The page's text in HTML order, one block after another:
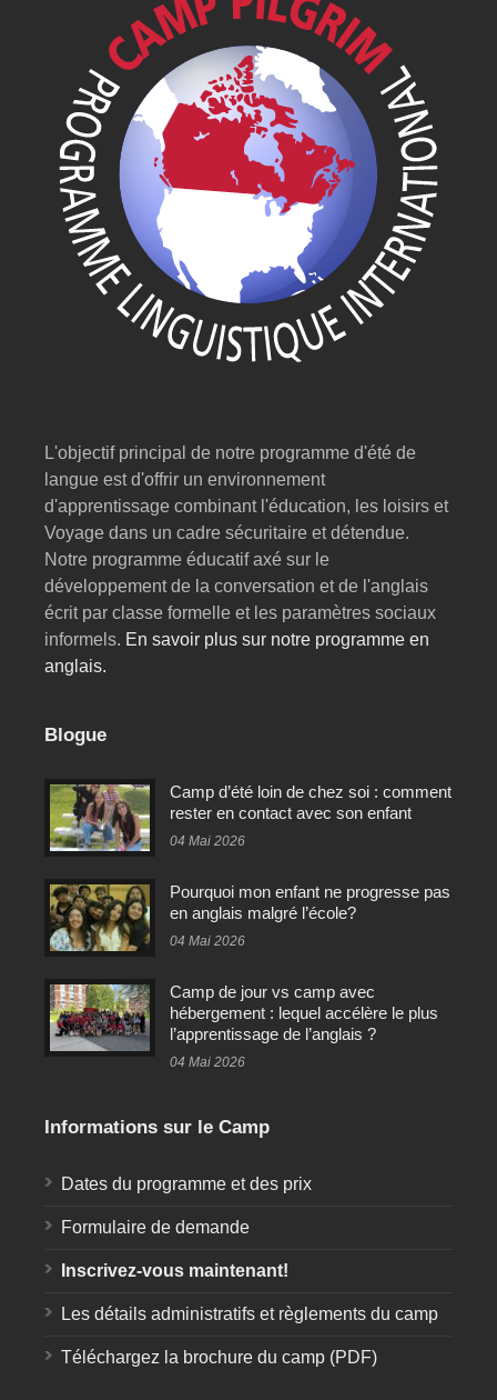
L'objectif principal de notre programme d'été de
langue est d'offrir un environnement
d'apprentissage combinant l'éducation, les loisirs et
Voyage dans un cadre sécuritaire et détendue.
Notre programme éducatif axé sur le
développement de la conversation et de l'anglais
écrit par classe formelle et les paramètres sociaux
informels. En savoir plus sur notre programme en
anglais.
Blogue
Camp d’été loin de chez soi : comment
rester en contact avec son enfant
04 Mai 2026
Pourquoi mon enfant ne progresse pas
en anglais malgré l’école?
04 Mai 2026
Camp de jour vs camp avec
hébergement : lequel accélère le plus
l’apprentissage de l’anglais ?
04 Mai 2026
Informations sur le Camp
Dates du programme et des prix
Formulaire de demande
Inscrivez-vous maintenant!
Les détails administratifs et règlements du camp
Téléchargez la brochure du camp (PDF)